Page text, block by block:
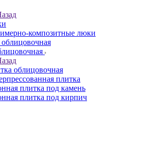
композитные люки
облицовочная
плитка
плитка под камень
плитка под кирпич